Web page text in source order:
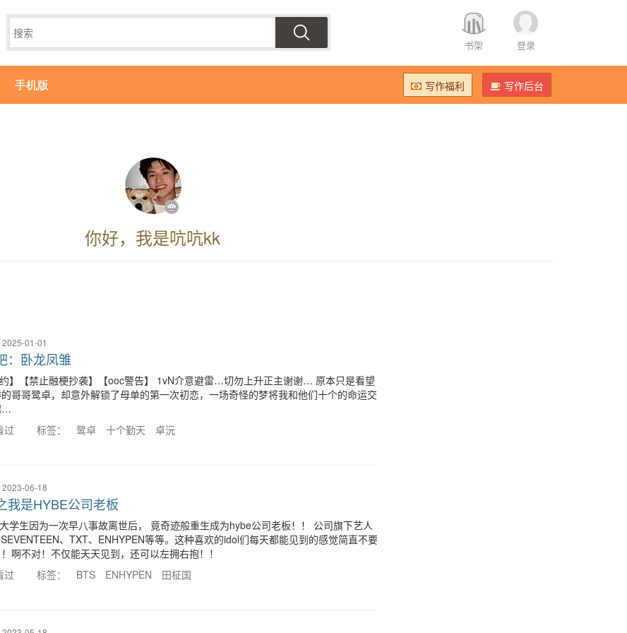
书架 登录
写作福利 写作后台
手机版
你好，我是吭吭kk
2025-01-01
：卧龙凤雏
约】【禁止融梗抄袭】【ooc警告】 1vN介意避雷…切勿上升正主谢谢… 原本只是看望
哥哥鹭卓，却意外解锁了母单的第一次初恋，一场奇怪的梦将我和他们十个的命运交
…
过
标签： 鹭卓 十个勤天 卓沅
2023-06-18
我是HYBE公司老板
学生因为一次早八事故离世后， 竟奇迹般重生成为hybe公司老板！！ 公司旗下艺人
、TXT、ENHYPEN等等。这种喜欢的idol们每天都能见到的感觉简直不要
啊不对！不仅能天天见到，还可以左拥右抱！！
过
标签： BTS ENHYPEN 田柾国